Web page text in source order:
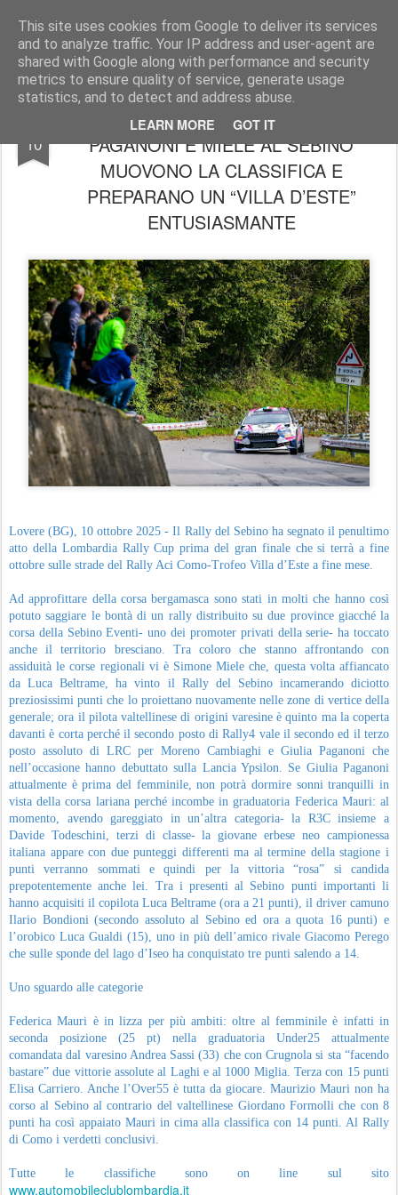
This site uses cookies from Google to deliver its services
and to analyze traffic. Your IP address and user-agent are
shared with Google along with performance and security
metrics to ensure quality of service, generate usage
statistics, and to detect and address abuse.
LEARN MORE GOT IT
AutoMotoCorse. Motorsport Random News 280912
10
LOMBARDIA RALLY CUP: CAMBIAGHI,
PAGANONI E MIELE AL SEBINO
MUOVONO LA CLASSIFICA E
PREPARANO UN “VILLA D’ESTE”
ENTUSIASMANTE
Lovere (BG), 10 ottobre 2025 - Il Rally del Sebino ha segnato il penultimo
atto della Lombardia Rally Cup prima del gran finale che si terrà a fine
ottobre sulle strade del Rally Aci Como-Trofeo Villa d’Este a fine mese.
Ad approfittare della corsa bergamasca sono stati in molti che hanno così
potuto saggiare le bontà di un rally distribuito su due province giacché la
corsa della Sebino Eventi- uno dei promoter privati della serie- ha toccato
anche il territorio bresciano. Tra coloro che stanno affrontando con
assiduità le corse regionali vi è Simone Miele che, questa volta affiancato
da Luca Beltrame, ha vinto il Rally del Sebino incamerando diciotto
preziosissimi punti che lo proiettano nuovamente nelle zone di vertice della
generale; ora il pilota valtellinese di origini varesine è quinto ma la coperta
davanti è corta perché il secondo posto di Rally4 vale il secondo ed il terzo
posto assoluto di LRC per Moreno Cambiaghi e Giulia Paganoni che
nell’occasione hanno debuttato sulla Lancia Ypsilon. Se Giulia Paganoni
attualmente è prima del femminile, non potrà dormire sonni tranquilli in
vista della corsa lariana perché incombe in graduatoria Federica Mauri: al
momento, avendo gareggiato in un’altra categoria- la R3C insieme a
Davide Todeschini, terzi di classe- la giovane erbese neo campionessa
italiana appare con due punteggi differenti ma al termine della stagione i
punti verranno sommati e quindi per la vittoria “rosa” si candida
prepotentemente anche lei. Tra i presenti al Sebino punti importanti li
hanno acquisiti il copilota Luca Beltrame (ora a 21 punti), il driver camuno
Ilario Bondioni (secondo assoluto al Sebino ed ora a quota 16 punti) e
l’orobico Luca Gualdi (15), uno in più dell’amico rivale Giacomo Perego
che sulle sponde del lago d’Iseo ha conquistato tre punti salendo a 14.
Uno sguardo alle categorie
Federica Mauri è in lizza per più ambiti: oltre al femminile è infatti in
seconda posizione (25 pt) nella graduatoria Under25 attualmente
comandata dal varesino Andrea Sassi (33) che con Crugnola si sta “facendo
bastare” due vittorie assolute al Laghi e al 1000 Miglia. Terza con 15 punti
Elisa Carriero. Anche l’Over55 è tutta da giocare. Maurizio Mauri non ha
corso al Sebino al contrario del valtellinese Giordano Formolli che con 8
punti ha così appaiato Mauri in cima alla classifica con 14 punti. Al Rally
di Como i verdetti conclusivi.
Tutte le classifiche sono on line sul sito
www.automobileclublombardia.it